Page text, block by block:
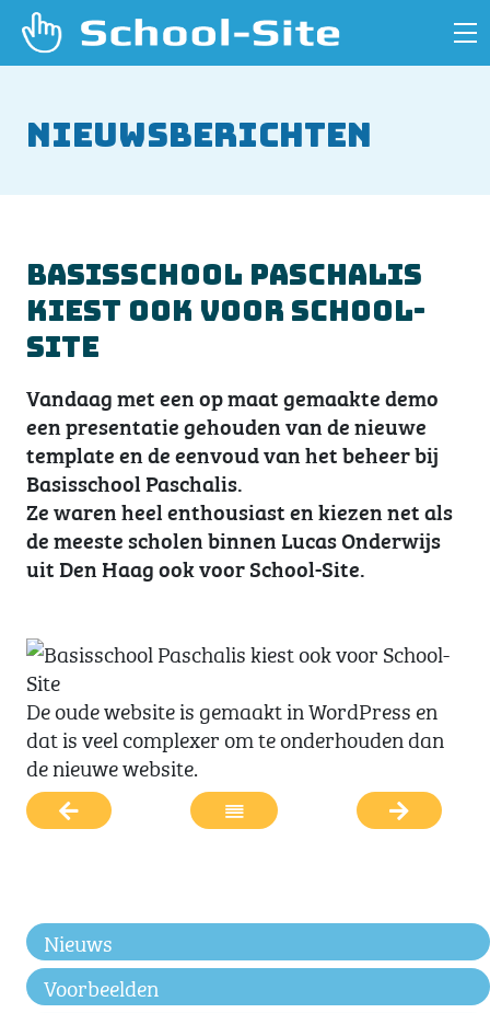
Nieuwsberichten
Basisschool Paschalis
kiest ook voor School-
Site
Vandaag met een op maat gemaakte demo
een presentatie gehouden van de nieuwe
template en de eenvoud van het beheer bij
Basisschool Paschalis.
Ze waren heel enthousiast en kiezen net als
de meeste scholen binnen Lucas Onderwijs
uit Den Haag ook voor School-Site.
De oude website is gemaakt in WordPress en
dat is veel complexer om te onderhouden dan
de nieuwe website.
Nieuws
Voorbeelden